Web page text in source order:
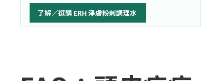
了解／選購 ERH 淨膚粉刺調理水